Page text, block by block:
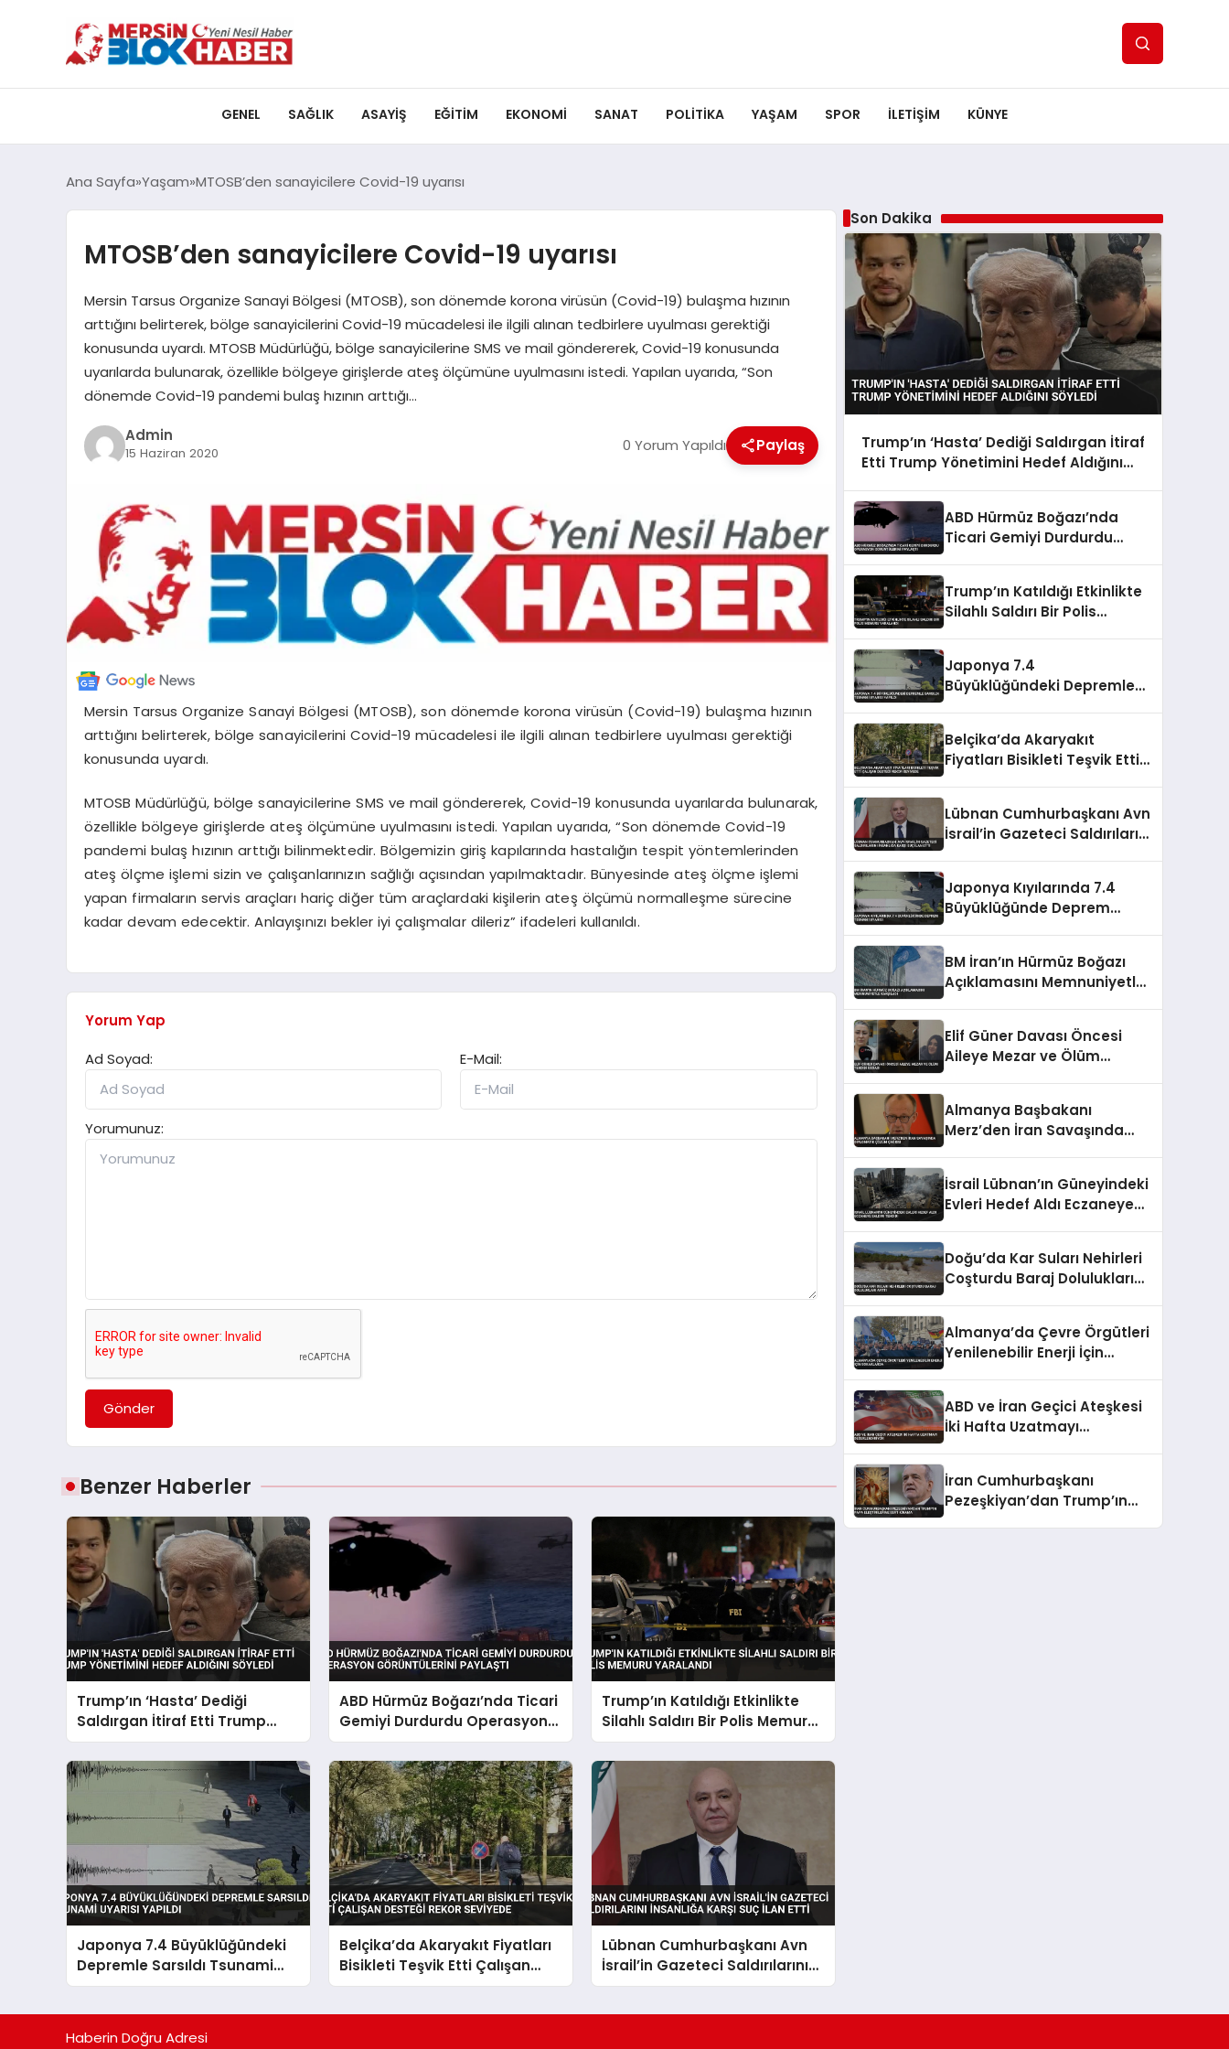
GENEL SAĞLIK ASAYIŞ EĞITIM EKONOMI SANAT POLITIKA YAŞAM SPOR ILETİŞİM KÜNYE
Ana Sayfa Yaşam MTOSB’den sanayicilere Covid-19 uyarısı
MTOSB’den sanayicilere Covid-19 uyarısı
Mersin Tarsus Organize Sanayi Bölgesi (MTOSB), son dönemde korona virüsün (Covid-19) bulaşma hızının
arttığını belirterek, bölge sanayicilerini Covid-19 mücadelesi ile ilgili alınan tedbirlere uyulması gerektiği
konusunda uyardı. MTOSB Müdürlüğü, bölge sanayicilerine SMS ve mail göndererek, Covid-19 konusunda
uyarılarda bulunarak, özellikle bölgeye girişlerde ateş ölçümüne uyulmasını istedi. Yapılan uyarıda, “Son
dönemde Covid-19 pandemi bulaş hızının arttığı…
Admin
15 Haziran 2020 0 Yorum Yapıldı Paylaş
Mersin Tarsus Organize Sanayi Bölgesi (MTOSB), son dönemde korona virüsün (Covid-19) bulaşma hızının
arttığını belirterek, bölge sanayicilerini Covid-19 mücadelesi ile ilgili alınan tedbirlere uyulması gerektiği
konusunda uyardı.
MTOSB Müdürlüğü, bölge sanayicilerine SMS ve mail göndererek, Covid-19 konusunda uyarılarda bulunarak,
özellikle bölgeye girişlerde ateş ölçümüne uyulmasını istedi. Yapılan uyarıda, “Son dönemde Covid-19
pandemi bulaş hızının arttığı bilinmektedir. Bölgemizin giriş kapılarında hastalığın tespit yöntemlerinden
ateş ölçme işlemi sizin ve çalışanlarınızın sağlığı açısından yapılmaktadır. Bünyesinde ateş ölçme işlemi
yapan firmaların servis araçları hariç diğer tüm araçlardaki kişilerin ateş ölçümü normalleşme sürecine
kadar devam edecektir. Anlayışınızı bekler iyi çalışmalar dileriz” ifadeleri kullanıldı.
Yorum Yap
Ad Soyad:
E-Mail:
Yorumunuz:
Gönder
Benzer Haberler
Trump’ın ‘Hasta’ Dediği
Saldırgan İtiraf Etti Trump
Yönetimini Hedef Aldığını
Söyledi
ABD Hürmüz Boğazı’nda Ticari
Gemiyi Durdurdu Operasyon
Görüntülerini Paylaştı
Trump’ın Katıldığı Etkinlikte
Silahlı Saldırı Bir Polis Memuru
Yaralandı
Japonya 7.4 Büyüklüğündeki
Depremle Sarsıldı Tsunami
Uyarısı Yapıldı
Belçika’da Akaryakıt Fiyatları
Bisikleti Teşvik Etti Çalışan
Desteği Rekor Seviyede
Lübnan Cumhurbaşkanı Avn
İsrail’in Gazeteci Saldırılarını
İnsanlığa Karşı Suç İlan Etti
Son Dakika
Trump’ın ‘Hasta’ Dediği Saldırgan İtiraf
Etti Trump Yönetimini Hedef Aldığını
ABD Hürmüz Boğazı’nda
Ticari Gemiyi Durdurdu
Trump’ın Katıldığı Etkinlikte
Silahlı Saldırı Bir Polis
Japonya 7.4
Büyüklüğündeki Depremle
Belçika’da Akaryakıt
Fiyatları Bisikleti Teşvik Etti
Lübnan Cumhurbaşkanı Avn
İsrail’in Gazeteci Saldırılarını
Japonya Kıyılarında 7.4
Büyüklüğünde Deprem
BM İran’ın Hürmüz Boğazı
Açıklamasını Memnuniyetle
Elif Güner Davası Öncesi
Aileye Mezar ve Ölüm
Almanya Başbakanı
Merz’den İran Savaşında
İsrail Lübnan’ın Güneyindeki
Evleri Hedef Aldı Eczaneye
Doğu’da Kar Suları Nehirleri
Coşturdu Baraj Dolulukları
Almanya’da Çevre Örgütleri
Yenilenebilir Enerji İçin
ABD ve İran Geçici Ateşkesi
İki Hafta Uzatmayı
İran Cumhurbaşkanı
Pezeşkiyan’dan Trump’ın
Haberin Doğru Adresi